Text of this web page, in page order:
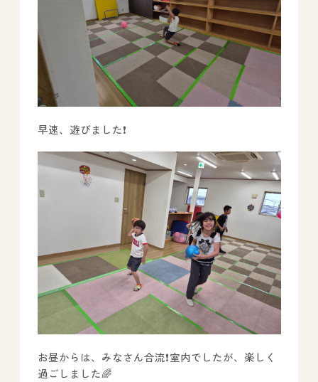
早速、遊びました❗
お昼からは、みなさん合流❗室内でしたが、楽しく
過ごしました🌈